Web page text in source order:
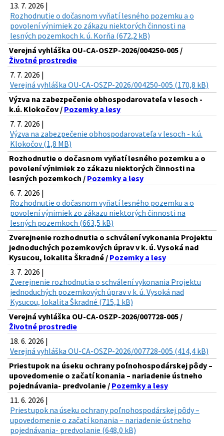
13. 7. 2026 |
Rozhodnutie o dočasnom vyňatí lesného pozemku a o
povolení výnimiek zo zákazu niektorých činnosti na
lesných pozemkoch k. ú. Korňa (672,2 kB)
Verejná vyhláška OU-CA-OSZP-2026/004250-005 /
Životné prostredie
7. 7. 2026 |
Verejná vyhláška OU-CA-OSZP-2026/004250-005 (170,8 kB)
Výzva na zabezpečenie obhospodarovateľa v lesoch -
k.ú. Klokočov / Pozemky a lesy
7. 7. 2026 |
Výzva na zabezpečenie obhospodarovateľa v lesoch - k.ú.
Klokočov (1,8 MB)
Rozhodnutie o dočasnom vyňatí lesného pozemku a o
povolení výnimiek zo zákazu niektorých činnosti na
lesných pozemkoch / Pozemky a lesy
6. 7. 2026 |
Rozhodnutie o dočasnom vyňatí lesného pozemku a o
povolení výnimiek zo zákazu niektorých činnosti na
lesných pozemkoch (663,5 kB)
Zverejnenie rozhodnutia o schválení vykonania Projektu
jednoduchých pozemkových úprav v k. ú. Vysoká nad
Kysucou, lokalita Škradné / Pozemky a lesy
3. 7. 2026 |
Zverejnenie rozhodnutia o schválení vykonania Projektu
jednoduchých pozemkových úprav v k. ú. Vysoká nad
Kysucou, lokalita Škradné (715,1 kB)
Verejná vyhláška OU-CA-OSZP-2026/007728-005 /
Životné prostredie
18. 6. 2026 |
Verejná vyhláška OU-CA-OSZP-2026/007728-005 (414,4 kB)
Priestupok na úseku ochrany poľnohospodárskej pôdy –
upovedomenie o začatí konania – nariadenie ústneho
pojednávania- predvolanie / Pozemky a lesy
11. 6. 2026 |
Priestupok na úseku ochrany poľnohospodárskej pôdy –
upovedomenie o začatí konania – nariadenie ústneho
pojednávania- predvolanie (648,0 kB)